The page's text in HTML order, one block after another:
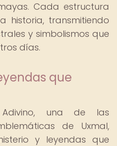
Cada estructura
historia, transmitiendo
y simbolismos que
días.
que
una de las
de Uxmal,
y leyendas que